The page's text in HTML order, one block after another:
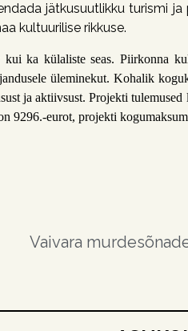
jätkusuutlikku turismi ja
kultuurilise rikkuse.
ka külaliste seas. Piirkonna
üleminekut. Kohalik
ja aktiivsust.Projekti tulemused
9296.-eurot, projekti
Vaivara